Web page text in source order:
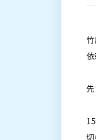
竹
依
先
切